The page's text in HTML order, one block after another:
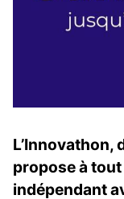
L’Innovathon,
propose à
indépendant